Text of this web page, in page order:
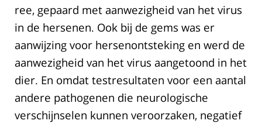
ree, gepaard met aanwezigheid van het virus
in de hersenen. Ook bij de gems was er
aanwijzing voor hersenontsteking en werd de
aanwezigheid van het virus aangetoond in het
dier. En omdat testresultaten voor een aantal
andere pathogenen die neurologische
verschijnselen kunnen veroorzaken, negatief